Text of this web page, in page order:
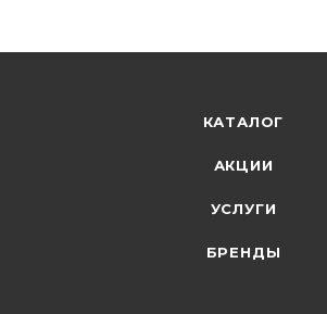
КАТАЛОГ
АКЦИИ
УСЛУГИ
БРЕНДЫ